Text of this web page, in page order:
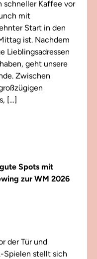
schneller Kaffee vor
mit
Start in den
ist. Nachdem
Lieblingsadressen
geht unsere
Zwischen
[…]
Spots mit
zur WM 2026
der Tür und
Spielen stellt sich